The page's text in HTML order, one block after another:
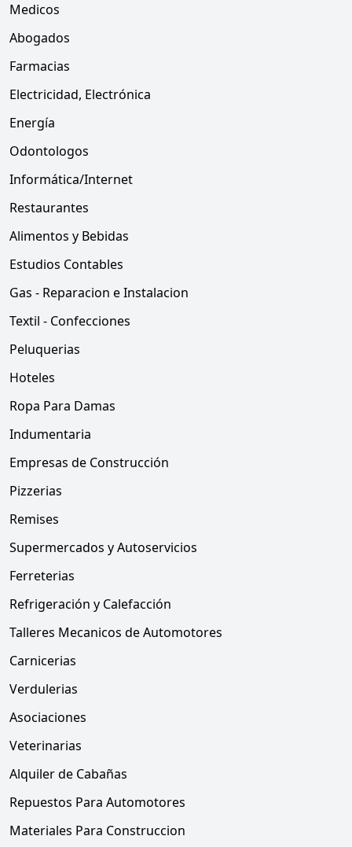
Medicos
Abogados
Farmacias
Electricidad, Electrónica
Energía
Odontologos
Informática/Internet
Restaurantes
Alimentos y Bebidas
Estudios Contables
Gas - Reparacion e Instalacion
Textil - Confecciones
Peluquerias
Hoteles
Ropa Para Damas
Indumentaria
Empresas de Construcción
Pizzerias
Remises
Supermercados y Autoservicios
Ferreterias
Refrigeración y Calefacción
Talleres Mecanicos de Automotores
Carnicerias
Verdulerias
Asociaciones
Veterinarias
Alquiler de Cabañas
Repuestos Para Automotores
Materiales Para Construccion